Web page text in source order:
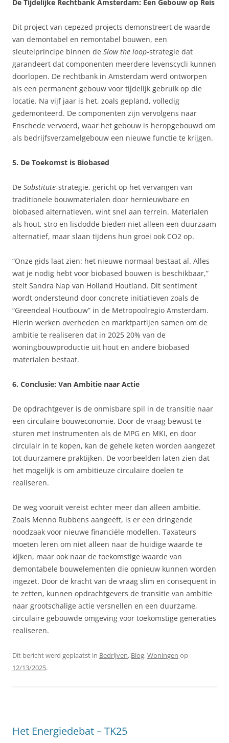
De Tijdelijke Rechtbank Amsterdam: Een Gebouw op Reis
Dit project van cepezed projects demonstreert de waarde
van demontabel en remontabel bouwen, een
sleutelprincipe binnen de Slow the loop-strategie dat
garandeert dat componenten meerdere levenscycli kunnen
doorlopen. De rechtbank in Amsterdam werd ontworpen
als een permanent gebouw voor tijdelijk gebruik op die
locatie. Na vijf jaar is het, zoals gepland, volledig
gedemonteerd. De componenten zijn vervolgens naar
Enschede vervoerd, waar het gebouw is heropgebouwd om
als bedrijfsverzamelgebouw een nieuwe functie te krijgen.
5. De Toekomst is Biobased
De Substitute-strategie, gericht op het vervangen van
traditionele bouwmaterialen door hernieuwbare en
biobased alternatieven, wint snel aan terrein. Materialen
als hout, stro en lisdodde bieden niet alleen een duurzaam
alternatief, maar slaan tijdens hun groei ook CO2 op.
“Onze gids laat zien: het nieuwe normaal bestaat al. Alles
wat je nodig hebt voor biobased bouwen is beschikbaar,”
stelt Sandra Nap van Holland Houtland. Dit sentiment
wordt ondersteund door concrete initiatieven zoals de
“Greendeal Houtbouw” in de Metropoolregio Amsterdam.
Hierin werken overheden en marktpartijen samen om de
ambitie te realiseren dat in 2025 20% van de
woningbouwproductie uit hout en andere biobased
materialen bestaat.
6. Conclusie: Van Ambitie naar Actie
De opdrachtgever is de onmisbare spil in de transitie naar
een circulaire bouweconomie. Door de vraag bewust te
sturen met instrumenten als de MPG en MKI, en door
circulair in te kopen, kan de gehele keten worden aangezet
tot duurzamere praktijken. De voorbeelden laten zien dat
het mogelijk is om ambitieuze circulaire doelen te
realiseren.
De weg vooruit vereist echter meer dan alleen ambitie.
Zoals Menno Rubbens aangeeft, is er een dringende
noodzaak voor nieuwe financiële modellen. Taxateurs
moeten leren om niet alleen naar de huidige waarde te
kijken, maar ook naar de toekomstige waarde van
demontabele bouwelementen die opnieuw kunnen worden
ingezet. Door de kracht van de vraag slim en consequent in
te zetten, kunnen opdrachtgevers de transitie van ambitie
naar grootschalige actie versnellen en een duurzame,
circulaire gebouwde omgeving voor toekomstige generaties
realiseren.
Dit bericht werd geplaatst in Bedrijven, Blog,Woningen op
12/13/2025.
Het Energiedebat – TK25